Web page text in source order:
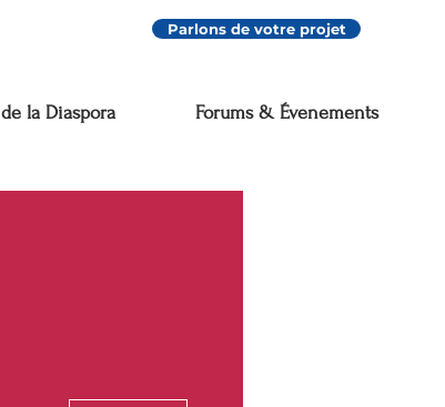
Parlons de votre projet
la Diaspora Forums & Évenements